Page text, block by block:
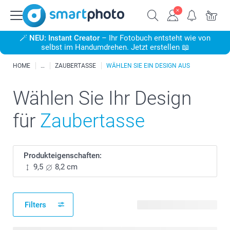
🪄 NEU: Instant Creator – Ihr Fotobuch entsteht wie von
selbst im Handumdrehen. Jetzt erstellen 📖
HOME ZAUBERTASSE WÄHLEN SIE EIN DESIGN AUS
Wählen Sie Ihr Design
für Zaubertasse
Produkteigenschaften:
9,5
8,2 cm
Filters